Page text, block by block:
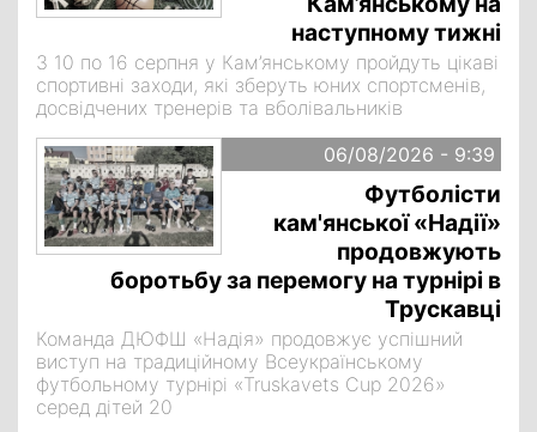
наступному тижні
З 10 по 16 серпня у Кам’янському пройдуть цікаві
спортивні заходи, які зберуть юних спортсменів,
досвідчених тренерів та вболівальників
06/08/2026 - 9:39
Футболісти
кам'янської «Надії»
продовжують
боротьбу за перемогу на турнірі в
Трускавці
Команда ДЮФШ «Надія» продовжує успішний
виступ на традиційному Всеукраїнському
футбольному турнірі «Truskavets Cup 2026»
серед дітей 20